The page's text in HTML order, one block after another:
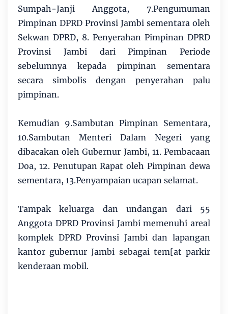
Sumpah-Janji Anggota, 7.Pengumuman
Pimpinan DPRD Provinsi Jambi sementara oleh
Sekwan DPRD, 8. Penyerahan Pimpinan DPRD
Provinsi Jambi dari Pimpinan Periode
sebelumnya kepada pimpinan sementara
secara simbolis dengan penyerahan palu
pimpinan.
Kemudian 9.Sambutan Pimpinan Sementara,
10.Sambutan Menteri Dalam Negeri yang
dibacakan oleh Gubernur Jambi, 11. Pembacaan
Doa, 12. Penutupan Rapat oleh Pimpinan dewa
sementara, 13.Penyampaian ucapan selamat.
Tampak keluarga dan undangan dari 55
Anggota DPRD Provinsi Jambi memenuhi areal
komplek DPRD Provinsi Jambi dan lapangan
kantor gubernur Jambi sebagai tem[at parkir
kenderaan mobil.